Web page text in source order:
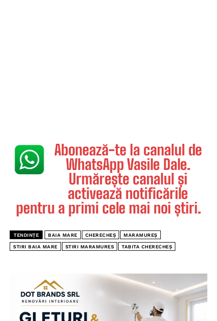
Abonează-te la canalul de
WhatsApp Vasile Dale.
Urmărește canalul și
activează notificările
pentru a primi cele mai noi știri.
TENDINȚE BAIA MARE CHERECHEȘ MARAMUREȘ
STIRI BAIA MARE STIRI MARAMURES TABITA CHERECHEȘ